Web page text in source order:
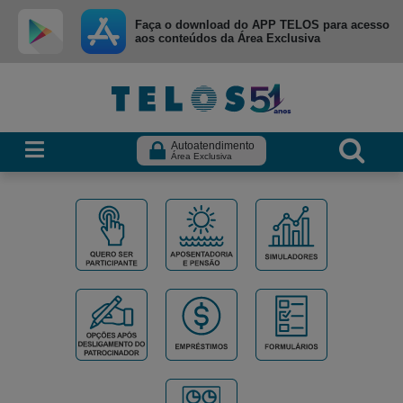
Ir para menu principal
Ir para conteúdo
Faça o download do APP TELOS para acesso
aos conteúdos da Área Exclusiva
Autoatendimento
Área Exclusiva